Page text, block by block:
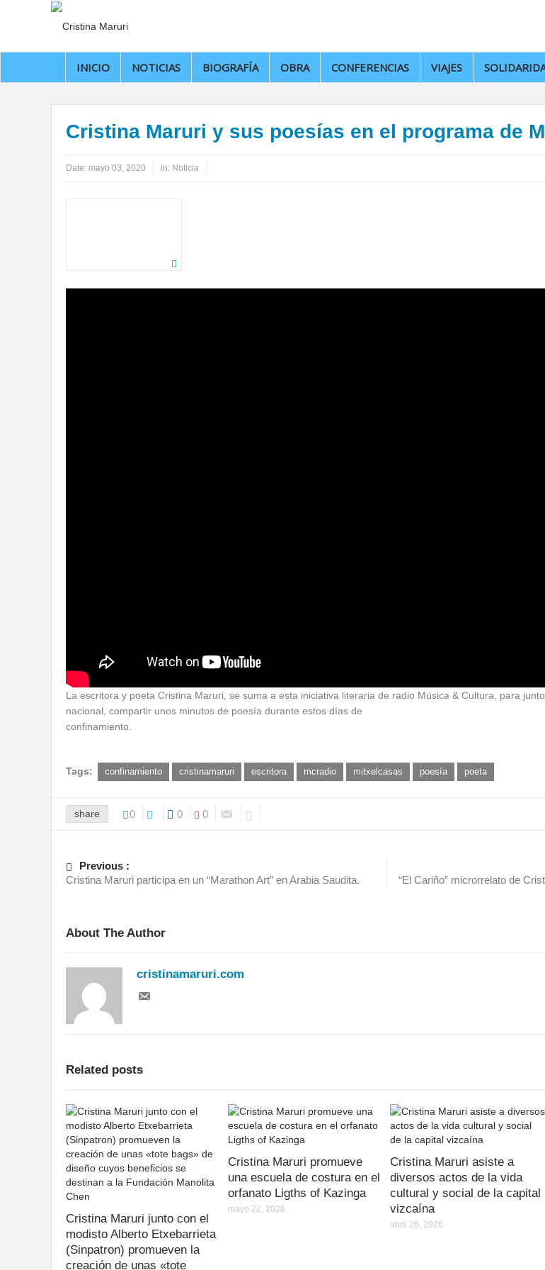
INICIO NOTICIAS BIOGRAFÍA OBRA CONFERENCIAS VIAJES
Cristina Maruri y sus poesías en el programa de
Date: mayo 03, 2020 in: Noticia
La escritora y poeta Cristina Maruri, se suma a esta iniciativa literaria de radio Música & Cultura, para
nacional, compartir unos minutos de poesía durante estos días de
confinamiento.
Tags: confinamiento cristinamaruri escritora mcradio mitxelcasas poesía poeta
share 0 0 0
Previous :
Cristina Maruri participa en un “Marathon Art” en Arabia Saudita.
“El Cariño” microrrelato de
About The Author
cristinamaruri.com
Related posts
Cristina Maruri junto con el
modisto Alberto Etxebarrieta
(Sinpatron) promueven la
creación de unas «tote
Cristina Maruri promueve
una escuela de costura en el
orfanato Ligths of Kazinga
mayo 22, 2026
Cristina Maruri asiste a
diversos actos de la vida
cultural y social de la capital
vizcaína
abril 26, 2026